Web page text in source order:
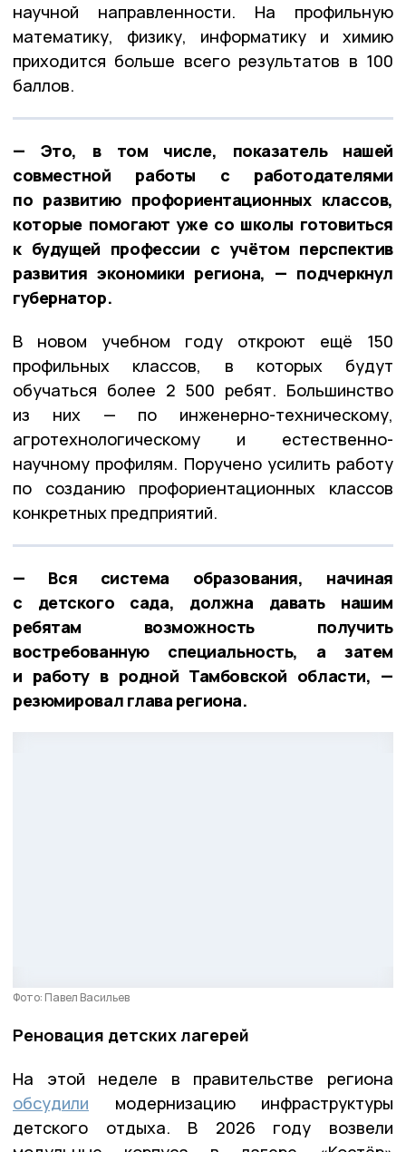
научной направленности. На профильную
математику, физику, информатику и химию
приходится больше всего результатов в 100
баллов.
— Это, в том числе, показатель нашей
совместной работы с работодателями
по развитию профориентационных классов,
которые помогают уже со школы готовиться
к будущей профессии с учётом перспектив
развития экономики региона, — подчеркнул
губернатор.
В новом учебном году откроют ещё 150
профильных классов, в которых будут
обучаться более 2 500 ребят. Большинство
из них — по инженерно-техническому,
агротехнологическому и естественно-
научному профилям. Поручено усилить работу
по созданию профориентационных классов
конкретных предприятий.
— Вся система образования, начиная
с детского сада, должна давать нашим
ребятам возможность получить
востребованную специальность, а затем
и работу в родной Тамбовской области, —
резюмировал глава региона.
Фото: Павел Васильев
Реновация детских лагерей
На этой неделе в правительстве региона
обсудили модернизацию инфраструктуры
детского отдыха. В 2026 году возвели